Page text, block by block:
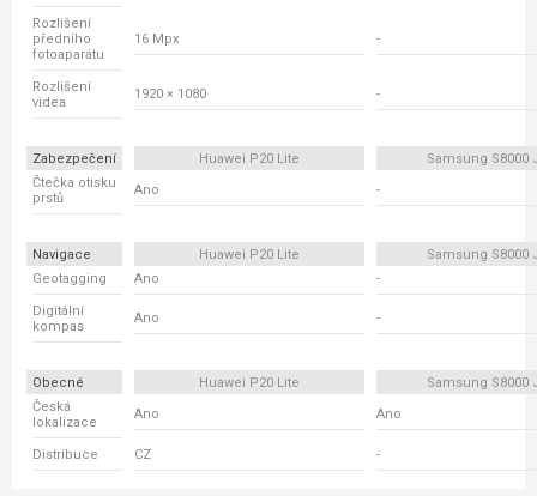
Rozlišení
předního
fotoaparátu
16 Mpx -
Rozlišení
videa
1920 × 1080 -
Zabezpečení Huawei P20 Lite
Samsung S8000
Čtečka otisku
prstů
Ano -
Navigace Huawei P20 Lite
Samsung S8000
Geotagging
Ano -
Digitální
kompas
Ano -
Obecné Huawei P20 Lite
Samsung S8000
Česká
lokalizace
Ano Ano
Distribuce CZ -